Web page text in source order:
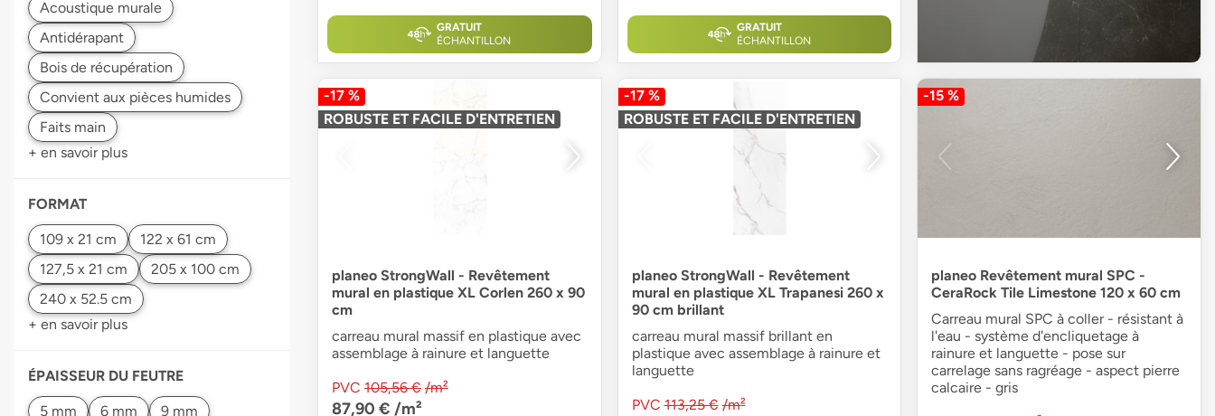
+ en savoir plus
FORMAT
+ en savoir plus
ÉPAISSEUR DU FEUTRE
GRATUIT
ÉCHANTILLON
GRATUIT
ÉCHANTILLON
-17 %
ROBUSTE ET FACILE D'ENTRETIEN
planeo StrongWall - Revêtement
mural en plastique XL Corlen 260 x 90
cm
carreau mural massif en plastique avec
assemblage à rainure et languette
PVC 105,56 € /m²
87,90 € /m²
-17 %
ROBUSTE ET FACILE D'ENTRETIEN
planeo StrongWall - Revêtement
mural en plastique XL Trapanesi 260 x
90 cm brillant
carreau mural massif brillant en
plastique avec assemblage à rainure et
languette
PVC 113,25 € /m²
-15 %
planeo Revêtement mural SPC -
CeraRock Tile Limestone 120 x 60 cm
Carreau mural SPC à coller - résistant à
l'eau - système d'encliquetage à
rainure et languette - pose sur
carrelage sans ragréage - aspect pierre
calcaire - gris